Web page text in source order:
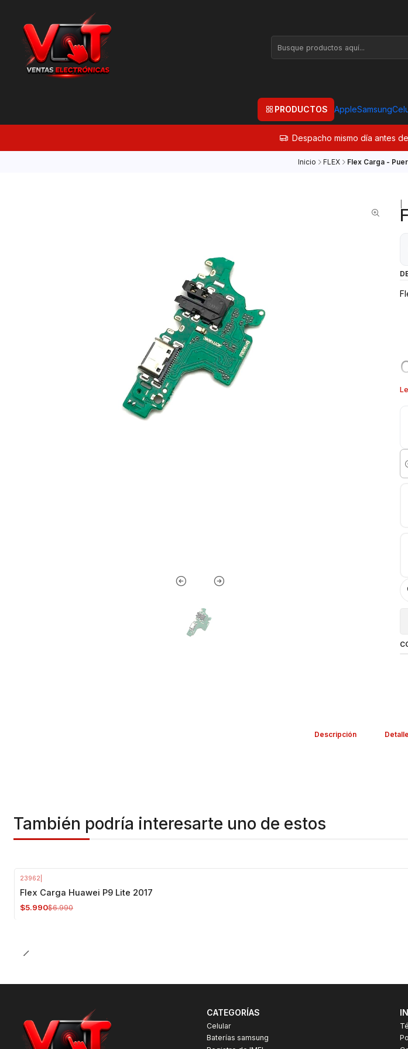
PRODUCTOS AppleSamsung
Despacho mismo día antes de
Inicio FLEX Flex Carga -
Descripción
También podría interesarte uno de estos
23962
Flex Carga Huawei P9 Lite 2017
$5.990$6.990
CATEGORÍAS
Celular
Baterías samsung